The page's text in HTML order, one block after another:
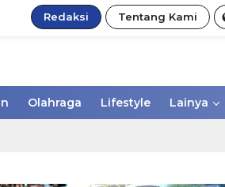
Redaksi Tentang Kami
Olahraga Lifestyle Lainya